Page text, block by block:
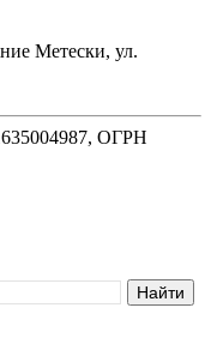
Метески, ул.
ОГРН